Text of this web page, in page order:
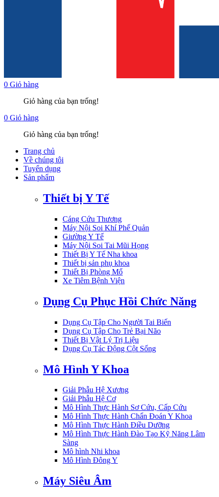
0 Giỏ hàng
Giỏ hàng của bạn trống!
0 Giỏ hàng
Giỏ hàng của bạn trống!
Trang chủ
Về chúng tôi
Tuyển dụng
Sản phẩm
Thiết bị Y Tế
Cáng Cứu Thương
Máy Nội Soi Khí Phế Quản
Giường Y Tế
Máy Nội Soi Tai Mũi Họng
Thiết Bị Y Tế Nha khoa
Thiết bị sản phụ khoa
Thiết Bị Phòng Mổ
Xe Tiêm Bệnh Viện
Dụng Cụ Phục Hồi Chức Năng
Dụng Cụ Tập Cho Người Tai Biến
Dụng Cụ Tập Cho Trẻ Bại Não
Thiết Bị Vật Lý Trị Liệu
Dụng Cụ Tác Động Cột Sống
Mô Hình Y Khoa
Giải Phẫu Hệ Xương
Giải Phẫu Hệ Cơ
Mô Hình Thực Hành Sơ Cứu, Cấp Cứu
Mô Hình Thực Hành Chẩn Đoán Y Khoa
Mô Hình Thực Hành Điều Dưỡng
Mô Hình Thực Hành Đào Tạo Kỹ Năng Lâm
Sàng
Mô hình Nhi khoa
Mô Hình Đông Y
Máy Siêu Âm